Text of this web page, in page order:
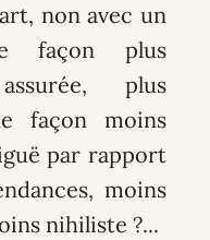
non avec un
façon plus
plus
façon moins
par rapport
moins
nihiliste ?...